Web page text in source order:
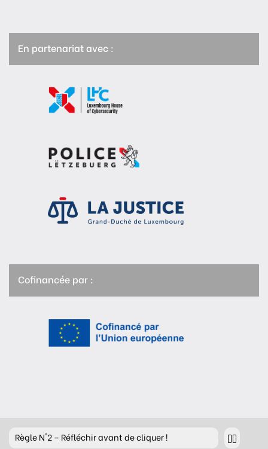
En partenariat avec :
Cofinancée par :
RègleN°2 – Réfléchir avant de cliquer !